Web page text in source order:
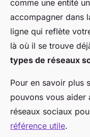
comme une entité
accompagner dans
ligne qui reflète
là où il se trouve
types de réseaux
Pour en savoir plus
pouvons vous aider
réseaux sociaux
référence utile.